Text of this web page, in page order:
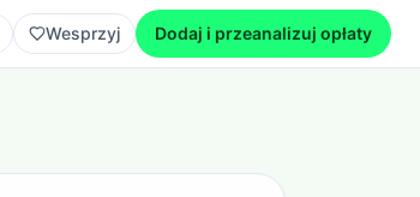
Wesprzyj Dodaj i przeanalizuj opłaty